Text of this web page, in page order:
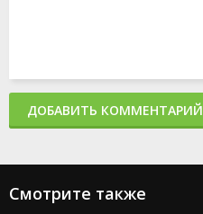
ДОБАВИТЬ КОММЕНТАРИЙ
Смотрите также